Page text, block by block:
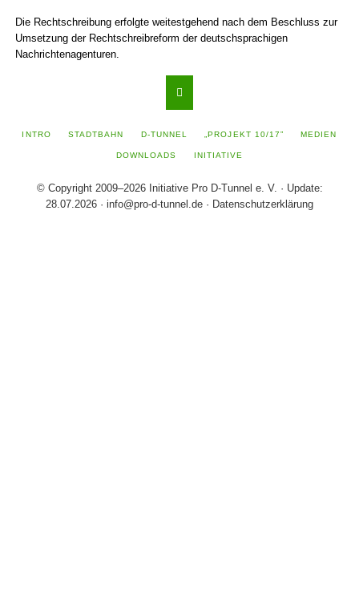
Die Rechtschreibung erfolgte weitestgehend nach dem Beschluss zur
Umsetzung der Rechtschreibreform der deutschsprachigen
Nachrichtenagenturen.
INTRO STADTBAHN D-TUNNEL „PROJEKT 10/17” MEDIEN
DOWNLOADS INITIATIVE
© Copyright 2009–2026 Initiative Pro D-Tunnel e. V. · Update:
28.07.2026 · info@pro-d-tunnel.de · Datenschutzerklärung